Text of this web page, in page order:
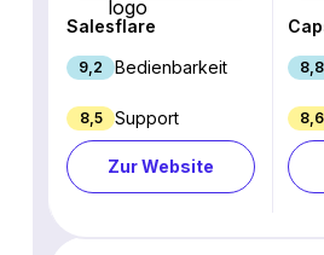
Salesflare
9,2 Bedienbarkeit
8,5 Support
Zur Website
8,8
8,6